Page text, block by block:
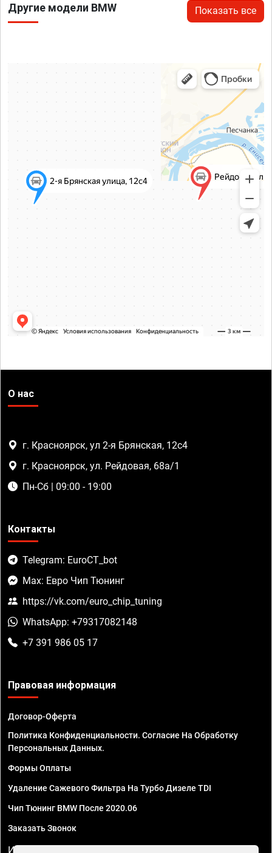
Другие модели BMW Показать все
О нас
г. Красноярск, ул 2-я Брянская, 12с4
г. Красноярск, ул. Рейдовая, 68а/1
Пн-Сб | 09:00 - 19:00
Контакты
Telegram: EuroCT_bot
Max: Евро Чип Тюнинг
https://vk.com/euro_chip_tuning
WhatsApp: +79317082148
+7 391 986 05 17
Правовая информация
Договор-Оферта
Политика Конфиденциальности. Согласие На Обработку
Персональных Данных.
Формы Оплаты
Удаление Сажевого Фильтра На Турбо Дизеле TDI
Чип Тюнинг BMW После 2020.06
Заказать Звонок
ИП Смирнов Георгий Павлович. ИНН 781302555843,